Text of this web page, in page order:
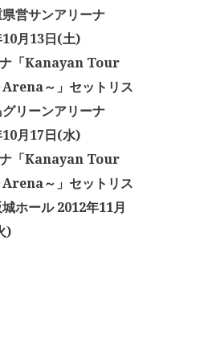
県営サンアリーナ
月13日(土)
「Kanayan Tour
Arena～」セットリス
グリーンアリーナ
月17日(水)
「Kanayan Tour
Arena～」セットリス
城ホール 2012年11月
)